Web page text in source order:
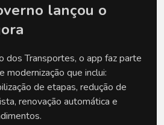
lançou o
dos Transportes, o app faz parte
que inclui:
de etapas, redução de
renovação automática e